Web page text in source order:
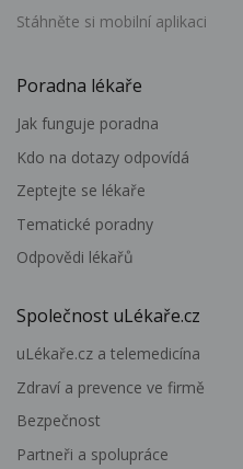
Stáhněte si mobilní aplikaci
Poradna lékaře
Jak funguje poradna
Kdo na dotazy odpovídá
Zeptejte se lékaře
Tematické poradny
Odpovědi lékařů
Společnost uLékaře.cz
uLékaře.cz a telemedicína
Zdraví a prevence ve firmě
Bezpečnost
Partneři a spolupráce